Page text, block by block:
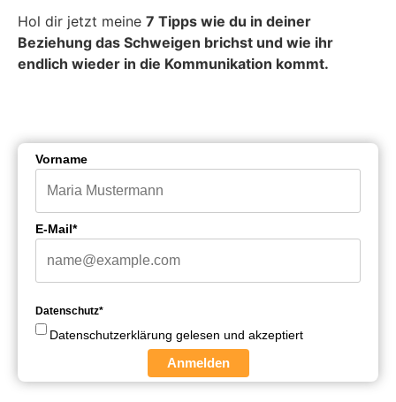
Vorname
E-Mail*
Datenschutz*
Datenschutzerklärung gelesen und akzeptiert
Anmelden
Hol dir jetzt meine 7 Tipps wie du in deiner
Beziehung das Schweigen brichst und wie ihr
endlich wieder in die Kommunikation kommt.